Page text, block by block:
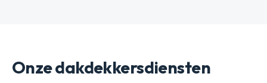
Onze dakdekkersdiensten